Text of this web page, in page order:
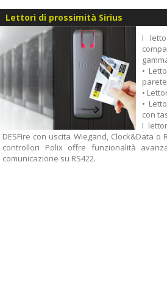
Lettori di prossimità Sirius
I
•
parete
•
•
con
I
DESFire con uscita Wiegand, Clock&Data
controllori Polix offre funzionalità
comunicazione su RS422.